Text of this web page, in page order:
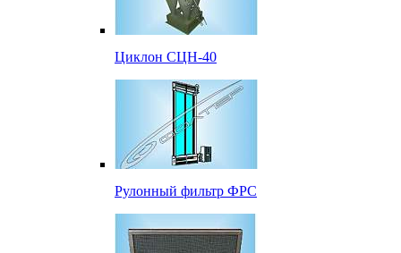
Циклон СЦН-40
Рулонный фильтр ФРС